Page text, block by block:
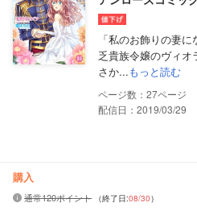
「私のお飾りの妻
乏貴族令嬢のヴィオ
さか...もっと読む
27
配信日：2019/03/29
購入
通常120ポイント （終了日:08/30）